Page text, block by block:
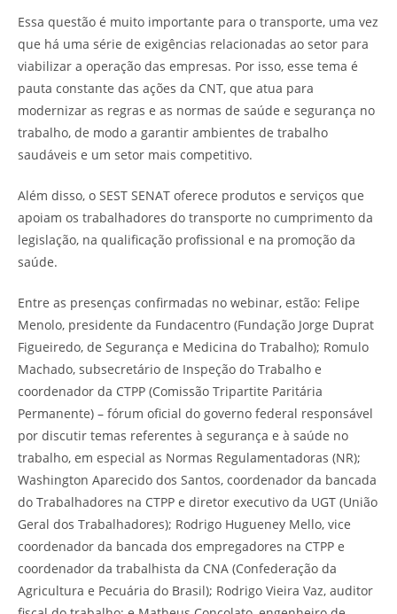
Essa questão é muito importante para o transporte, uma vez
que há uma série de exigências relacionadas ao setor para
viabilizar a operação das empresas. Por isso, esse tema é
pauta constante das ações da CNT, que atua para
modernizar as regras e as normas de saúde e segurança no
trabalho, de modo a garantir ambientes de trabalho
saudáveis e um setor mais competitivo.
Além disso, o SEST SENAT oferece produtos e serviços que
apoiam os trabalhadores do transporte no cumprimento da
legislação, na qualificação profissional e na promoção da
saúde.
Entre as presenças confirmadas no webinar, estão: Felipe
Menolo, presidente da Fundacentro (Fundação Jorge Duprat
Figueiredo, de Segurança e Medicina do Trabalho); Romulo
Machado, subsecretário de Inspeção do Trabalho e
coordenador da CTPP (Comissão Tripartite Paritária
Permanente) – fórum oficial do governo federal responsável
por discutir temas referentes à segurança e à saúde no
trabalho, em especial as Normas Regulamentadoras (NR);
Washington Aparecido dos Santos, coordenador da bancada
do Trabalhadores na CTPP e diretor executivo da UGT (União
Geral dos Trabalhadores); Rodrigo Hugueney Mello, vice
coordenador da bancada dos empregadores na CTPP e
coordenador da trabalhista da CNA (Confederação da
Agricultura e Pecuária do Brasil); Rodrigo Vieira Vaz, auditor